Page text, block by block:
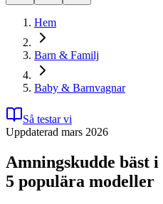
Hem
Barn & Familj
Baby & Barnvagnar
Så testar vi
Uppdaterad mars 2026
Amningskudde bäst
5 populära modeller